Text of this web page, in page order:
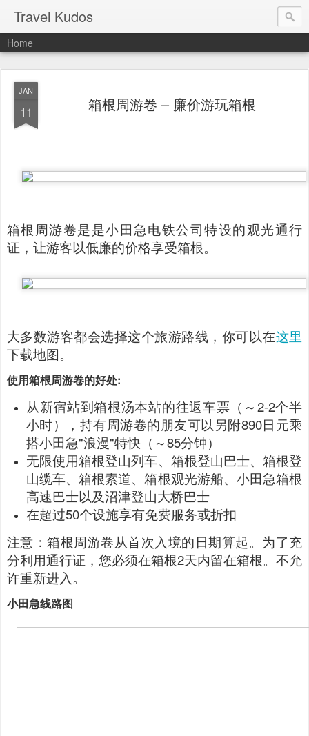
Travel Kudos
Home
JAN
11 箱根周游卷 – 廉价游玩箱根
箱根周游卷是是小田急电铁公司特设的观光通行
证，让游客以低廉的价格享受箱根。
大多数游客都会选择这个旅游路线，你可以在这里
下载地图。
使用箱根周游卷的好处:
从新宿站到箱根汤本站的往返车票（～2-2个半
小时），持有周游卷的朋友可以另附890日元乘
搭小田急"浪漫"特快（～85分钟）
无限使用箱根登山列车、箱根登山巴士、箱根登
山缆车、箱根索道、箱根观光游船、小田急箱根
高速巴士以及沼津登山大桥巴士
在超过50个设施享有免费服务或折扣
注意：箱根周游卷从首次入境的日期算起。为了充
分利用通行证，您必须在箱根2天内留在箱根。不允
许重新进入。
小田急线路图